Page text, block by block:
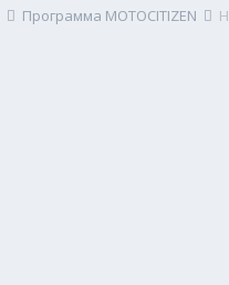
Программа MOTOCITIZEN